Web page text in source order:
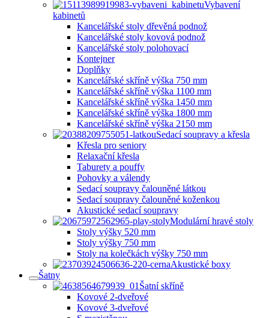
Vybavení
kabinetů
Kancelářské stoly dřevěná podnož
Kancelářské stoly kovová podnož
Kancelářské stoly polohovací
Kontejner
Doplňky
Kancelářské skříně výška 750 mm
Kancelářské skříně výška 1100 mm
Kancelářské skříně výška 1450 mm
Kancelářské skříně výška 1800 mm
Kancelářské skříně výška 2150 mm
Sedací soupravy a křesla
Křesla pro seniory
Relaxační křesla
Taburety a pouffy
Pohovky a válendy
Sedací soupravy čalouněné látkou
Sedací soupravy čalouněné koženkou
Akustické sedací soupravy
Modulární hravé stoly
Stoly výšky 520 mm
Stoly výšky 750 mm
Stoly na kolečkách výšky 750 mm
Akustické boxy
Šatny
Šatní skříně
Kovové 2-dveřové
Kovové 3-dveřové